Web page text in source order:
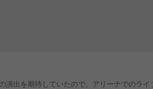
演出を期待していたので、アリーナでのライ